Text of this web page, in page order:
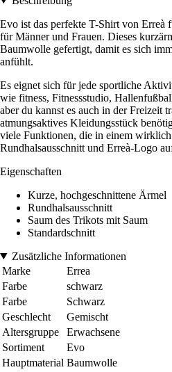
Evo ist das perfekte T-Shirt von Erreà
für Männer und Frauen. Dieses
Baumwolle gefertigt, damit es sich
anfühlt.
Es eignet sich für jede sportliche
wie fitness, Fitnessstudio,
aber du kannst es auch in der Freizeit
atmungsaktives Kleidungsstück
viele Funktionen, die in einem
Rundhalsausschnitt und Erreà-Logo
Eigenschaften
Kurze, hochgeschnittene Ärmel
Rundhalsausschnitt
Saum des Trikots mit Saum
Standardschnitt
Zusätzliche Informationen
Marke
Errea
Farbe
schwarz
Farbe
Schwarz
Geschlecht
Gemischt
Altersgruppe
Erwachsene
Sortiment
Evo
Hauptmaterial Baumwolle